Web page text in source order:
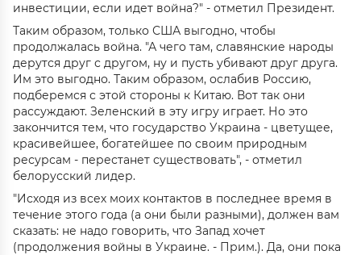
инвестиции, если идет война?" - отметил Президент.
Таким образом, только США выгодно, чтобы
продолжалась война. "А чего там, славянские народы
дерутся друг с другом, ну и пусть убивают друг друга.
Им это выгодно. Таким образом, ослабив Россию,
подберемся с этой стороны к Китаю. Вот так они
рассуждают. Зеленский в эту игру играет. Но это
закончится тем, что государство Украина - цветущее,
красивейшее, богатейшее по своим природным
ресурсам - перестанет существовать", - отметил
белорусский лидер.
"Исходя из всех моих контактов в последнее время в
течение этого года (а они были разными), должен вам
сказать: не надо говорить, что Запад хочет
(продолжения войны в Украине. - Прим.). Да, они пока